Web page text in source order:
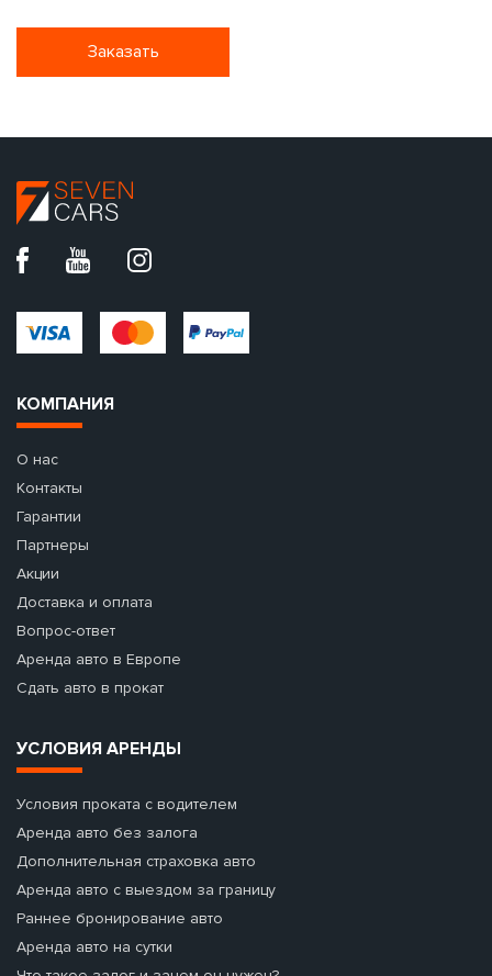
Заказать
КОМПАНИЯ
О нас
Контакты
Гарантии
Партнеры
Акции
Доставка и оплата
Вопрос-ответ
Аренда авто в Европе
Сдать авто в прокат
УСЛОВИЯ АРЕНДЫ
Условия проката с водителем
Аренда авто без залога
Дополнительная страховка авто
Аренда авто с выездом за границу
Раннее бронирование авто
Аренда авто на сутки